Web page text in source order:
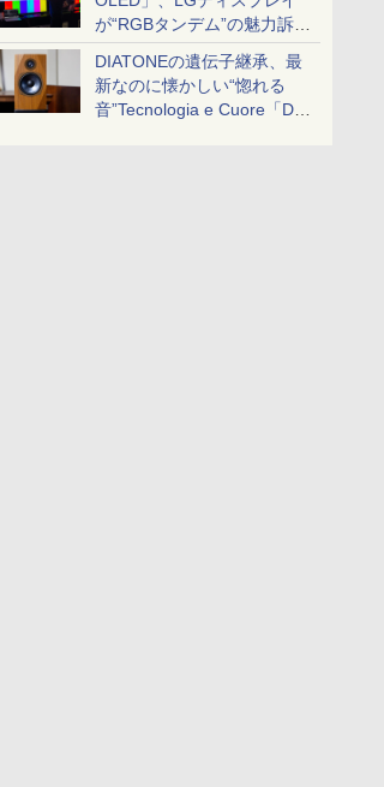
が“RGBタンデム”の魅力訴
求。液晶とのガチ比較も
DIATONEの遺伝子継承、最
新なのに懐かしい“惚れる
音”Tecnologia e Cuore「DS-